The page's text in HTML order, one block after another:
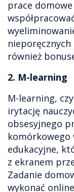
prace
również
2. M-learning
M-learning,
irytację
obsesyjnego
komórkowego
edukacyjne,
z ekranem
Zadanie
wykonać